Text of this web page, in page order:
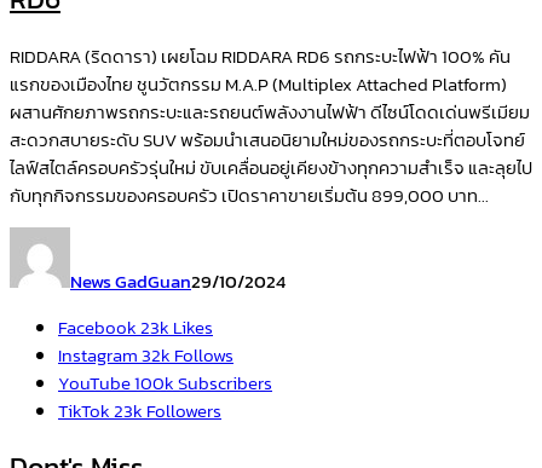
RIDDARA (ริดดารา) เผยโฉม RIDDARA RD6 รถกระบะไฟฟ้า 100% คัน
แรกของเมืองไทย ชูนวัตกรรม M.A.P (Multiplex Attached Platform)
ผสานศักยภาพรถกระบะและรถยนต์พลังงานไฟฟ้า ดีไซน์โดดเด่นพรีเมียม
สะดวกสบายระดับ SUV พร้อมนำเสนอนิยามใหม่ของรถกระบะที่ตอบโจทย์
ไลฟ์สไตล์ครอบครัวรุ่นใหม่ ขับเคลื่อนอยู่เคียงข้างทุกความสำเร็จ และลุยไป
กับทุกกิจกรรมของครอบครัว เปิดราคาขายเริ่มต้น 899,000 บาท...
News GadGuan29/10/2024
Facebook23k Likes
Instagram32k Follows
YouTube100kSubscribers
TikTok23k Followers